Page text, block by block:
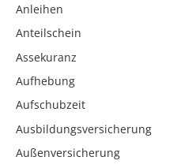
Anleihen
Anteilschein
Assekuranz
Aufhebung
Aufschubzeit
Ausbildungsversicherung
Außenversicherung